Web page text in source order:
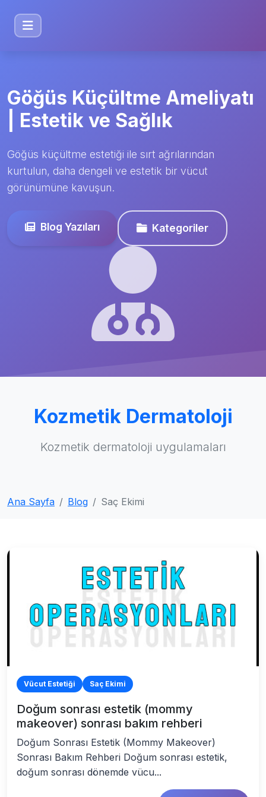
Göğüs Küçültme Ameliyatı
| Estetik ve Sağlık
Göğüs küçültme estetiği ile sırt ağrılarından
kurtulun, daha dengeli ve estetik bir vücut
görünümüne kavuşun.
Blog Yazıları Kategoriler
Kozmetik Dermatoloji
Kozmetik dermatoloji uygulamaları
Ana Sayfa Blog Saç Ekimi
Vücut Estetiği Saç Ekimi
Doğum sonrası estetik (mommy
makeover) sonrası bakım rehberi
Doğum Sonrası Estetik (Mommy Makeover)
Sonrası Bakım Rehberi Doğum sonrası estetik,
doğum sonrası dönemde vücu...